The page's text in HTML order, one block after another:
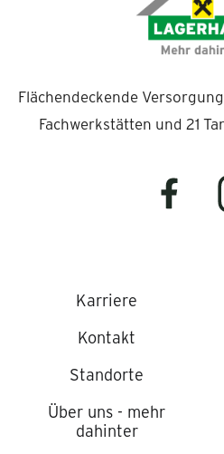
Flächendeckende
Fachwerkstätten und 21
Karriere
Kontakt
Standorte
Über uns - mehr
dahinter